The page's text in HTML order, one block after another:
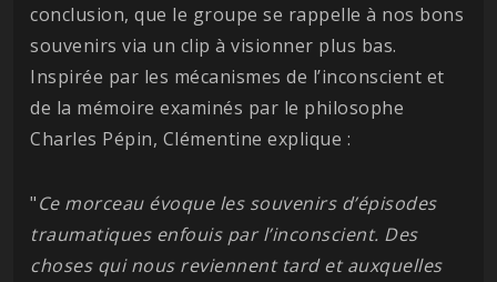
conclusion, que le groupe se rappelle à nos bons
souvenirs via un clip à visionner plus bas.
Inspirée par les mécanismes de l’inconscient et
de la mémoire examinés par le philosophe
Charles Pépin, Clémentine explique :
"Ce morceau évoque les souvenirs d’épisodes
traumatiques enfouis par l’inconscient. Des
choses qui nous reviennent tard et auxquelles